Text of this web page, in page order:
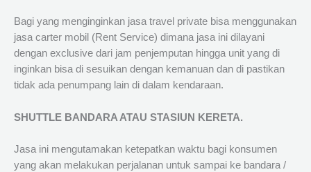
Bagi yang menginginkan jasa travel private bisa menggunakan
jasa carter mobil (Rent Service) dimana jasa ini dilayani
dengan exclusive dari jam penjemputan hingga unit yang di
inginkan bisa di sesuikan dengan kemanuan dan di pastikan
tidak ada penumpang lain di dalam kendaraan.
SHUTTLE BANDARA ATAU STASIUN KERETA.
Jasa ini mengutamakan ketepatkan waktu bagi konsumen
yang akan melakukan perjalanan untuk sampai ke bandara /